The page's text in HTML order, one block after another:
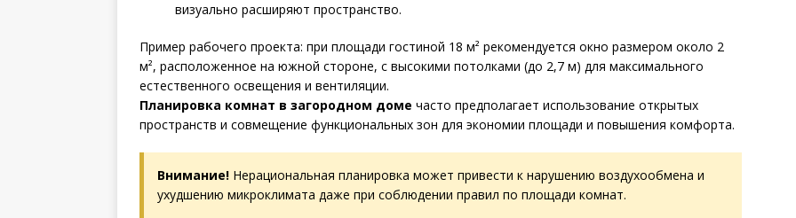
визуально расширяют пространство.
Пример рабочего проекта: при площади гостиной 18 м² рекомендуется окно размером около 2
м², расположенное на южной стороне, с высокими потолками (до 2,7 м) для максимального
естественного освещения и вентиляции.
Планировка комнат в загородном доме часто предполагает использование открытых
пространств и совмещение функциональных зон для экономии площади и повышения комфорта.
Внимание! Нерациональная планировка может привести к нарушению воздухообмена и
ухудшению микроклимата даже при соблюдении правил по площади комнат.